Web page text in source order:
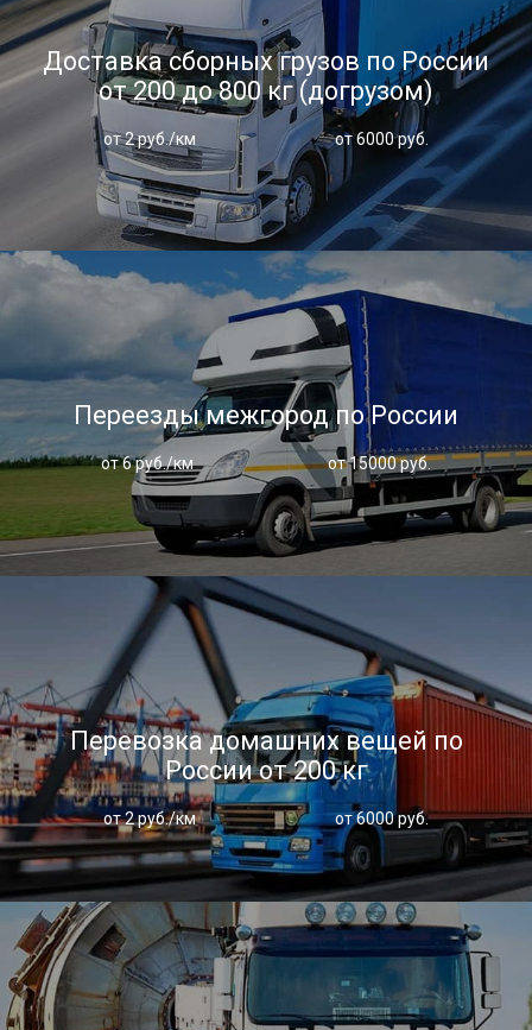
Доставка сборных грузов по России
от 200 до 800 кг (догрузом)
от 2 руб./км от 6000 руб.
Переезды межгород по России
от 6 руб./км от 15000 руб.
Перевозка домашних вещей по
России от 200 кг
от 2 руб./км от 6000 руб.